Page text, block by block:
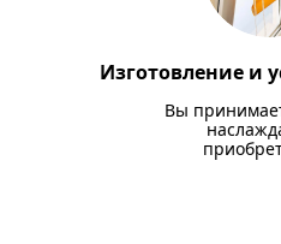
Изготовление и
Вы